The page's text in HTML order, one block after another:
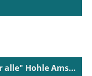
Offene Probe "Schnuppern für alle" Hohle Amsoldingen